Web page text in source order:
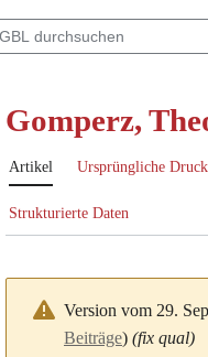
Gomperz,
Artikel Ursprüngliche
Strukturierte Daten
Version vom 29.
Beiträge) (fix qual)